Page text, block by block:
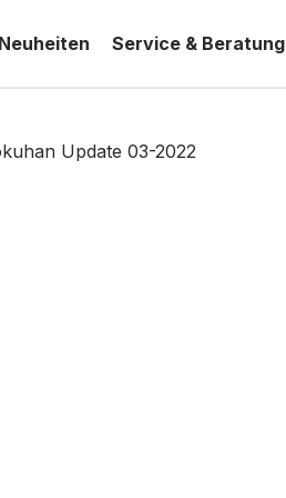
Neuheiten Service & Beratung
Update 03-2022